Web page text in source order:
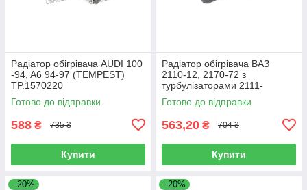
Радіатор обігрівача AUDI 100
-94, A6 94-97 (TEMPEST)
TP.1570220
Готово до відправки
588 ₴ 735 ₴
Купити
Радіатор обігрівача ВАЗ
2110-12, 2170-72 з
турбулізаторами 2111-
8101060t
Готово до відправки
563,20 ₴ 704 ₴
Купити
–20% –20%